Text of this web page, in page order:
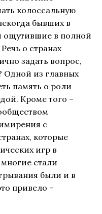
колоссальную
бывших в
ощутившие в полной
о странах
задать вопрос,
Одной из главных
память о роли
Кроме того –
с
которые
игр в
стали
были и в
привело –